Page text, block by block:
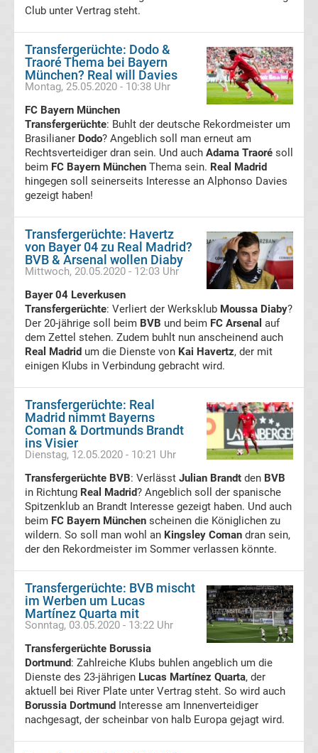
Liga
Ergebnisse
La
Liga
Tabelle
Transfergerüchte
international
Transfergerüchte
Deutschland
Transfergerüchte
England
Transfergerüchte
Italien
Transfergerüchte
Spanien
Top-
Aktuell
Bundesliga
Tabelle
Bundesliga
Ergebnisse
2.
Liga
Club unter Vertrag steht.
Transfergerüchte: Dodo &
Traoré Thema bei Bayern
München? Real will Davies
Montag, 25.05.2020 - 10:38 Uhr
FC Bayern München
Transfergerüchte: Buhlt der deutsche Rekordmeister um
Brasilianer Dodo? Angeblich soll man erneut am
Rechtsverteidiger dran sein. Und auch Adama Traoré soll
beim FC Bayern München Thema sein. Real Madrid
hingegen soll seinerseits Interesse an Alphonso Davies
gezeigt haben!
Transfergerüchte: Havertz
von Bayer 04 zu Real Madrid?
BVB & Arsenal wollen Diaby
Mittwoch, 20.05.2020 - 12:03 Uhr
Bayer 04 Leverkusen
Transfergerüchte: Verliert der Werksklub Moussa Diaby?
Der 20-jährige soll beim BVB und beim FC Arsenal auf
dem Zettel stehen. Zudem buhlt nun anscheinend auch
Real Madrid um die Dienste von Kai Havertz, der mit
einigen Klubs in Verbindung gebracht wird.
Transfergerüchte: Real
Madrid nimmt Bayerns
Coman & Dortmunds Brandt
ins Visier
Dienstag, 12.05.2020 - 10:21 Uhr
Transfergerüchte BVB: Verlässt Julian Brandt den BVB
in Richtung Real Madrid? Angeblich soll der spanische
Spitzenklub an Brandt Interesse gezeigt haben. Und auch
beim FC Bayern München scheinen die Königlichen zu
wildern. So soll man wohl an Kingsley Coman dran sein,
der den Rekordmeister im Sommer verlassen könnte.
Transfergerüchte: BVB mischt
im Werben um Lucas
Martínez Quarta mit
Sonntag, 03.05.2020 - 13:22 Uhr
Transfergerüchte Borussia
Dortmund: Zahlreiche Klubs buhlen angeblich um die
Dienste des 23-jährigen Lucas Martínez Quarta, der
aktuell bei River Plate unter Vertrag steht. So wird auch
Borussia Dortmund Interesse am Innenverteidiger
nachgesagt, der scheinbar von halb Europa gejagt wird.